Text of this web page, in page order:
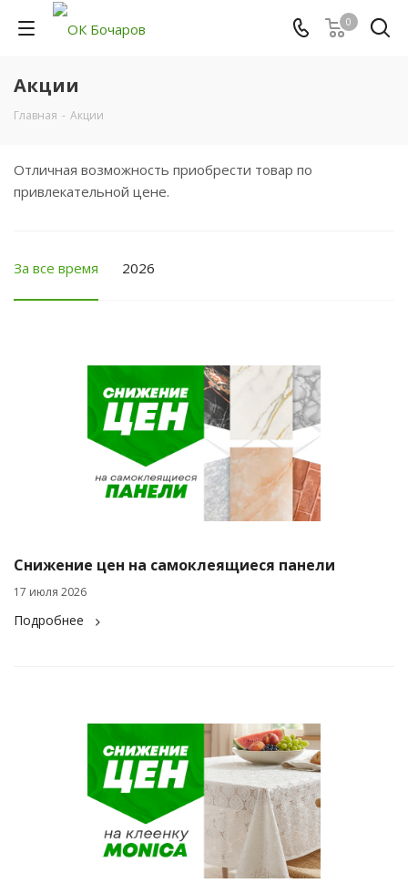
0
Акции
Главная - Акции
Отличная возможность приобрести товар по
привлекательной цене.
За все время 2026
Снижение цен на самоклеящиеся панели
17 июля 2026
Подробнее